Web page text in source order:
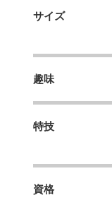
サイズ
趣味
特技
資格